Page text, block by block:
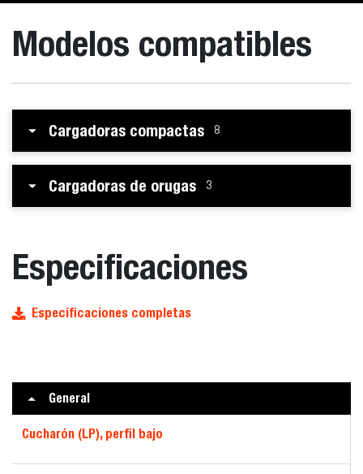
Modelos compatibles
Cargadoras compactas 8
Cargadoras de orugas 3
Especificaciones
Especificaciones completas
General
Cucharón (LP), perfil bajo